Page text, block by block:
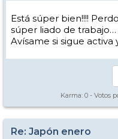
Está súper bien!!!!
súper liado de trabajo…
Avísame si sigue activa
Karma: 0 - Votos
Re: Japón enero